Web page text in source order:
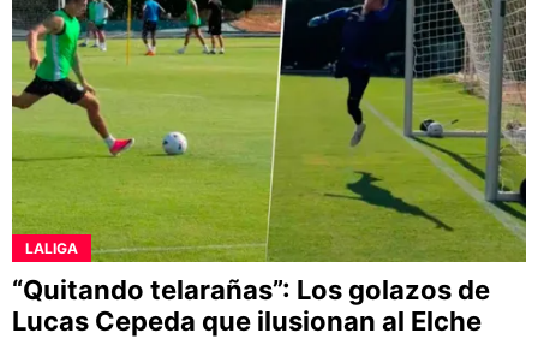
LALIGA
“Quitando telarañas”: Los golazos de
Lucas Cepeda que ilusionan al Elche